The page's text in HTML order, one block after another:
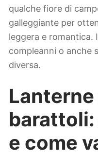
qualche fiore di
galleggiante per
leggera e romantica.
compleanni o anche
diversa.
barattoli:
e come